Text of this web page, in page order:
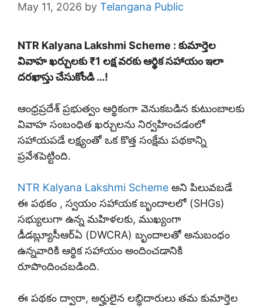
May 11, 2026 by Telangana Public
NTR Kalyana Lakshmi Scheme : కుమార్తెల
వివాహ ఖర్చులకు ₹1 లక్ష వరకు ఆర్థిక సహాయం ఇలా
దరఖాస్తు చేసుకోండి …!
ఆంధ్రప్రదేశ్ ప్రభుత్వం ఆర్థికంగా వెనుకబడిన కుటుంబాలకు
వివాహ సంబంధిత ఖర్చులను నిర్వహించడంలో
సహాయపడే లక్ష్యంతో ఒక కొత్త సంక్షేమ పథకాన్ని
ప్రవేశపెట్టింది.
NTR Kalyana Lakshmi Scheme అని పిలువబడే
ఈ పథకం , స్వయం సహాయక బృందాలలో (SHGs)
సభ్యులుగా ఉన్న మహిళలకు, ముఖ్యంగా
డీడబ్ల్యూసీఆర్ఏ (DWCRA) బృందాలతో అనుబంధం
ఉన్నవారికి ఆర్థిక సహాయం అందించడానికి
రూపొందించబడింది.
ఈ పథకం ద్వారా, అర్హులైన లబ్ధిదారులు తమ కుమార్తెల